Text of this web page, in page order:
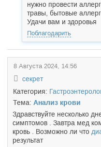
нужно провести
травы, бытовые
Удачи вам и здоровья
Поблагодарить
8 Августа 2024, 14:56
секрет
Категория:
Тема: Анализ крови
Здравствуйте несколько
симптомов . Завтра мед
кровь . Возможно ли что
результат